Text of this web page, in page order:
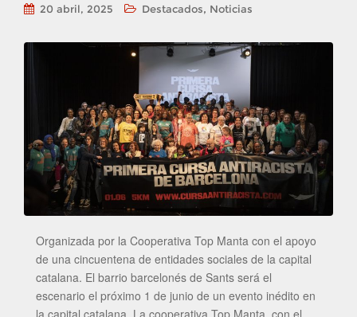
20 abril, 2025 Destacados, Noticias
Organizada por la Cooperativa Top Manta con el apoyo
de una cincuentena de entidades sociales de la capital
catalana. El barrio barcelonés de Sants será el
escenario el próximo 1 de junio de un evento inédito en
la capital catalana. La cooperativa Top Manta, con el